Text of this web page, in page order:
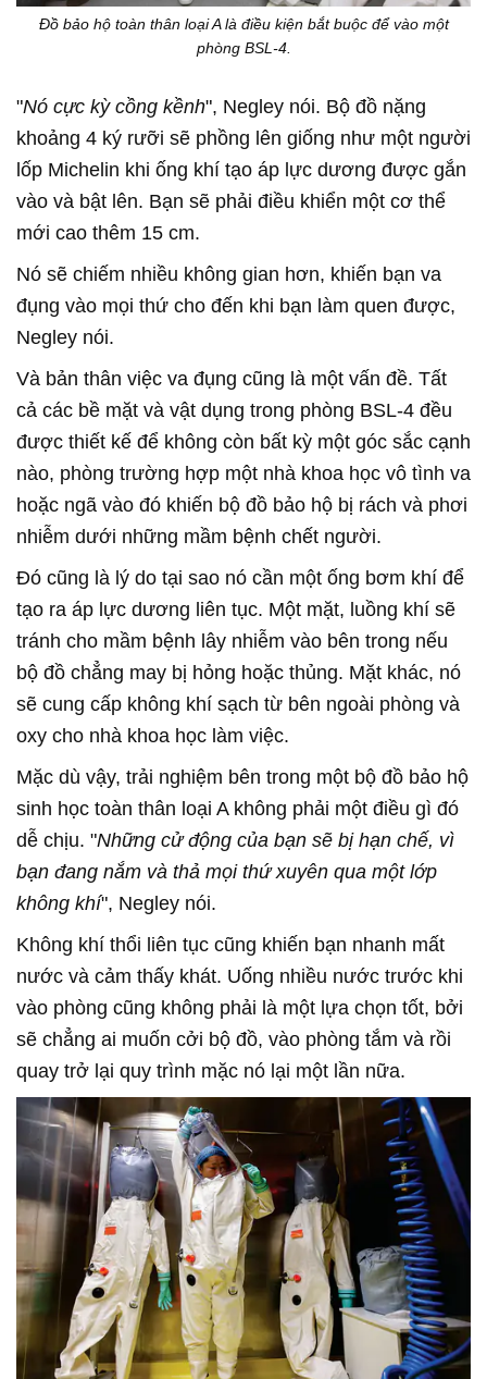
Đồ bảo hộ toàn thân loại A là điều kiện bắt buộc để vào một
phòng BSL-4.
"Nó cực kỳ cồng kềnh", Negley nói. Bộ đồ nặng
khoảng 4 ký rưỡi sẽ phồng lên giống như một người
lốp Michelin khi ống khí tạo áp lực dương được gắn
vào và bật lên. Bạn sẽ phải điều khiển một cơ thể
mới cao thêm 15 cm.
Nó sẽ chiếm nhiều không gian hơn, khiến bạn va
đụng vào mọi thứ cho đến khi bạn làm quen được,
Negley nói.
Và bản thân việc va đụng cũng là một vấn đề. Tất
cả các bề mặt và vật dụng trong phòng BSL-4 đều
được thiết kế để không còn bất kỳ một góc sắc cạnh
nào, phòng trường hợp một nhà khoa học vô tình va
hoặc ngã vào đó khiến bộ đồ bảo hộ bị rách và phơi
nhiễm dưới những mầm bệnh chết người.
Đó cũng là lý do tại sao nó cần một ống bơm khí để
tạo ra áp lực dương liên tục. Một mặt, luồng khí sẽ
tránh cho mầm bệnh lây nhiễm vào bên trong nếu
bộ đồ chẳng may bị hỏng hoặc thủng. Mặt khác, nó
sẽ cung cấp không khí sạch từ bên ngoài phòng và
oxy cho nhà khoa học làm việc.
Mặc dù vậy, trải nghiệm bên trong một bộ đồ bảo hộ
sinh học toàn thân loại A không phải một điều gì đó
dễ chịu. "Những cử động của bạn sẽ bị hạn chế, vì
bạn đang nắm và thả mọi thứ xuyên qua một lớp
không khí", Negley nói.
Không khí thổi liên tục cũng khiến bạn nhanh mất
nước và cảm thấy khát. Uống nhiều nước trước khi
vào phòng cũng không phải là một lựa chọn tốt, bởi
sẽ chẳng ai muốn cởi bộ đồ, vào phòng tắm và rồi
quay trở lại quy trình mặc nó lại một lần nữa.